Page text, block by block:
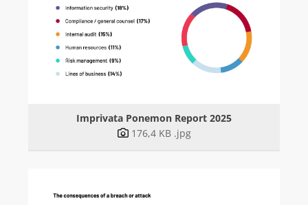
FERRARI ELECTRONIC AG
IMPRIVATA
Ponemon Report 2025
INOTEC BARCODE SECURITY
Imprivata Ponemon Report 2025
176,4 KB .jpg